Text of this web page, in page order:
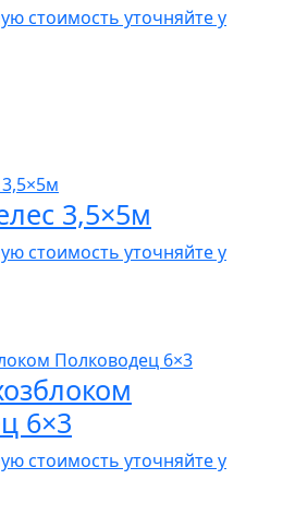
стоимость уточняйте у
3,5×5м
стоимость уточняйте у
6×3
стоимость уточняйте у